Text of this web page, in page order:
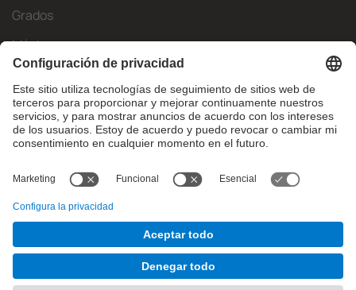
Grados
Másteres
Movilidad Internacional
Investigación
Empresa
¿Qué necesitas?
© Facultat d'Informàtica de Barcelona - Universitat Politècnica
de Catalunya - BarcelonaTech